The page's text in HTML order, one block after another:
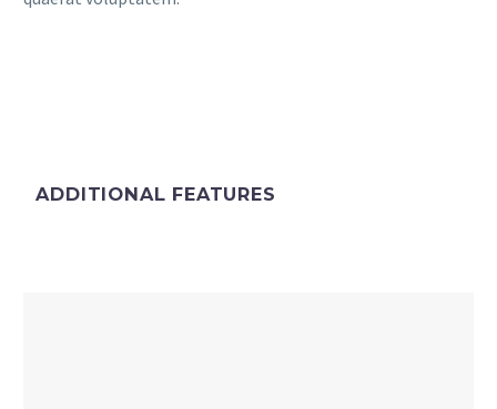
ADDITIONAL FEATURES